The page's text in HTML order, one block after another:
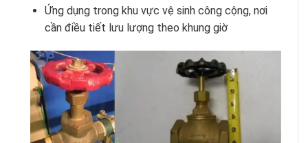
Ứng dụng trong khu vực vệ sinh công cộng, nơi
cần điều tiết lưu lượng theo khung giờ